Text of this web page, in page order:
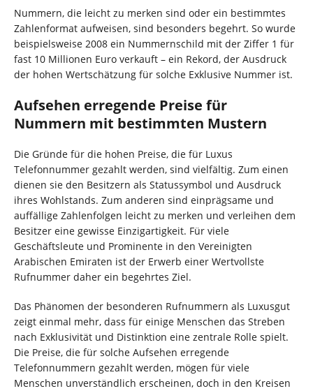
Nummern, die leicht zu merken sind oder ein bestimmtes
Zahlenformat aufweisen, sind besonders begehrt. So wurde
beispielsweise 2008 ein Nummernschild mit der Ziffer 1 für
fast 10 Millionen Euro verkauft – ein Rekord, der Ausdruck
der hohen Wertschätzung für solche Exklusive Nummer ist.
Aufsehen erregende Preise für
Nummern mit bestimmten Mustern
Die Gründe für die hohen Preise, die für Luxus
Telefonnummer gezahlt werden, sind vielfältig. Zum einen
dienen sie den Besitzern als Statussymbol und Ausdruck
ihres Wohlstands. Zum anderen sind einprägsame und
auffällige Zahlenfolgen leicht zu merken und verleihen dem
Besitzer eine gewisse Einzigartigkeit. Für viele
Geschäftsleute und Prominente in den Vereinigten
Arabischen Emiraten ist der Erwerb einer Wertvollste
Rufnummer daher ein begehrtes Ziel.
Das Phänomen der besonderen Rufnummern als Luxusgut
zeigt einmal mehr, dass für einige Menschen das Streben
nach Exklusivität und Distinktion eine zentrale Rolle spielt.
Die Preise, die für solche Aufsehen erregende
Telefonnummern gezahlt werden, mögen für viele
Menschen unverständlich erscheinen, doch in den Kreisen